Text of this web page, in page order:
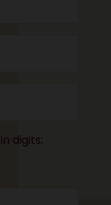
digits: